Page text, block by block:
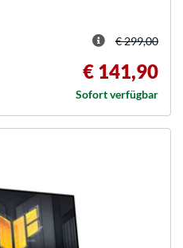
€ 299,00
€ 141,90
Sofort verfügbar